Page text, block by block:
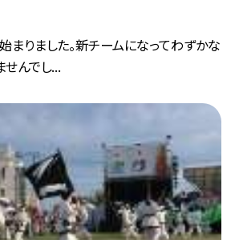
りました。新チームになってわずかな
んでし...